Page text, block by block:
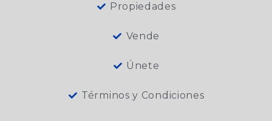
Propiedades
Vende
Únete
Términos y Condiciones